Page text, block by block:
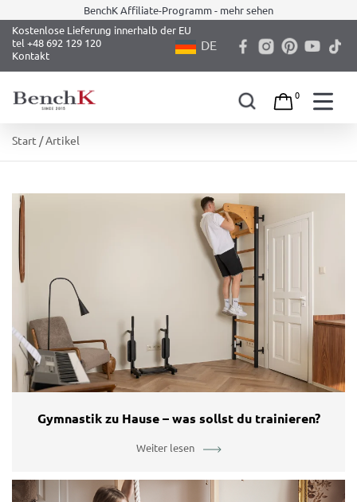
content
BenchK Affiliate-Programm - mehr sehen
Kostenlose Lieferung innerhalb der EU
tel +48 692 129 120
Kontakt
DE
0
Start / Artikel
Gymnastik zu Hause – was sollst du trainieren?
Weiter lesen